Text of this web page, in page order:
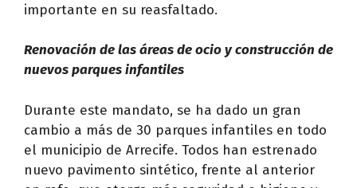
importante en su reasfaltado.
Renovación de las áreas de ocio y construcción de
nuevos parques infantiles
Durante este mandato, se ha dado un gran
cambio a más de 30 parques infantiles en todo
el municipio de Arrecife. Todos han estrenado
nuevo pavimento sintético, frente al anterior